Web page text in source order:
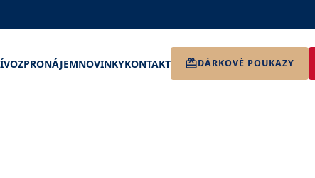
PRONÁJEMNOVINKYKONTAKT DÁRKOVÉ POUKAZY